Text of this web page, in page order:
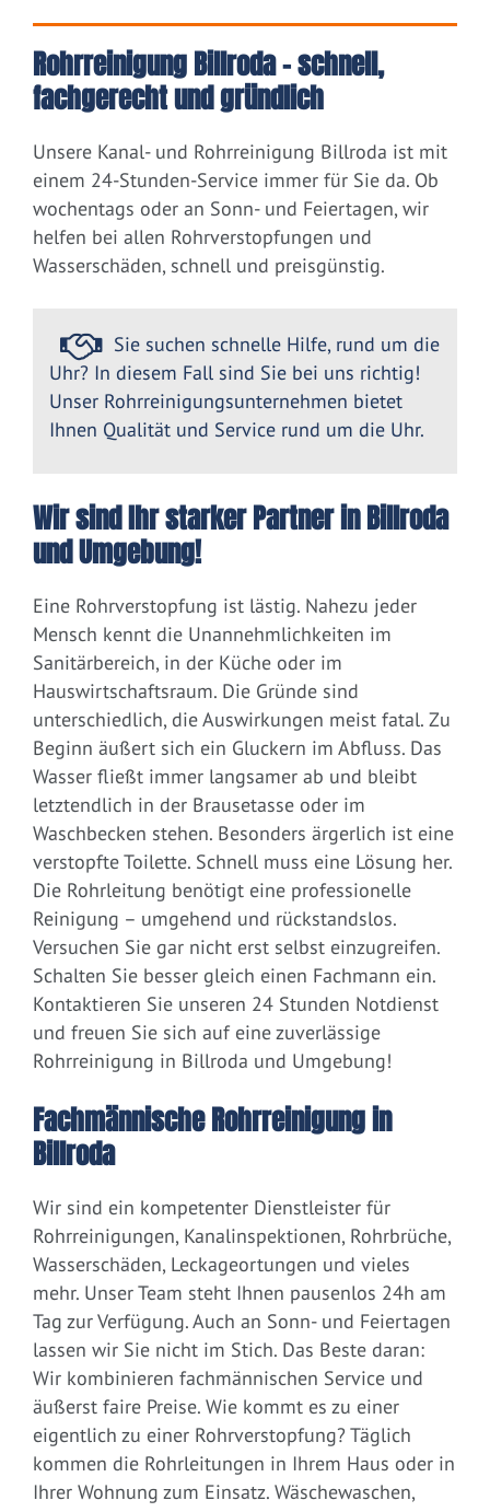
Rohrreinigung Billroda – schnell,
fachgerecht und gründlich
Unsere Kanal- und Rohrreinigung Billroda ist mit
einem 24-Stunden-Service immer für Sie da. Ob
wochentags oder an Sonn- und Feiertagen, wir
helfen bei allen Rohrverstopfungen und
Wasserschäden, schnell und preisgünstig.
Sie suchen schnelle Hilfe, rund um die
Uhr? In diesem Fall sind Sie bei uns richtig!
Unser Rohrreinigungsunternehmen bietet
Ihnen Qualität und Service rund um die Uhr.
Wir sind Ihr starker Partner in Billroda
und Umgebung!
Eine Rohrverstopfung ist lästig. Nahezu jeder
Mensch kennt die Unannehmlichkeiten im
Sanitärbereich, in der Küche oder im
Hauswirtschaftsraum. Die Gründe sind
unterschiedlich, die Auswirkungen meist fatal. Zu
Beginn äußert sich ein Gluckern im Abfluss. Das
Wasser fließt immer langsamer ab und bleibt
letztendlich in der Brausetasse oder im
Waschbecken stehen. Besonders ärgerlich ist eine
verstopfte Toilette. Schnell muss eine Lösung her.
Die Rohrleitung benötigt eine professionelle
Reinigung – umgehend und rückstandslos.
Versuchen Sie gar nicht erst selbst einzugreifen.
Schalten Sie besser gleich einen Fachmann ein.
Kontaktieren Sie unseren 24 Stunden Notdienst
und freuen Sie sich auf eine zuverlässige
Rohrreinigung in Billroda und Umgebung!
Fachmännische Rohrreinigung in
Billroda
Wir sind ein kompetenter Dienstleister für
Rohrreinigungen, Kanalinspektionen, Rohrbrüche,
Wasserschäden, Leckageortungen und vieles
mehr. Unser Team steht Ihnen pausenlos 24h am
Tag zur Verfügung. Auch an Sonn- und Feiertagen
lassen wir Sie nicht im Stich. Das Beste daran:
Wir kombinieren fachmännischen Service und
äußerst faire Preise. Wie kommt es zu einer
eigentlich zu einer Rohrverstopfung? Täglich
kommen die Rohrleitungen in Ihrem Haus oder in
Ihrer Wohnung zum Einsatz. Wäschewaschen,